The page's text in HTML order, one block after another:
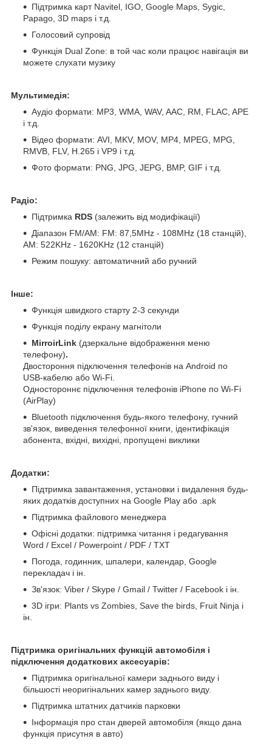
Підтримка карт Navitel, IGO, Google Maps, Sygic,
Papago, 3D maps і т.д.
Голосовий супровід
Функція Dual Zone: в той час коли працює навігація ви
можете слухати музику
Мультимедія:
Аудіо формати: MP3, WMA, WAV, AAC, RM, FLAC, APE
і т.д.
Відео формати: AVI, MKV, MOV, MP4, MPEG, MPG,
RMVB, FLV, H.265 і VP9 і т.д.
Фото формати: PNG, JPG, JEPG, BMP, GIF і т.д.
Радіо:
Підтримка RDS (залежить від модифікації)
Діапазон FM/AM: FM: 87,5MHz - 108MHz (18 станцій),
АМ: 522KHz - 1620KHz (12 станцій)
Режим пошуку: автоматичний або ручний
Інше:
Функція швидкого старту 2-3 секунди
Функція поділу екрану магнітоли
MirroirLink (дзеркальне відображення меню
телефону).
Двостороння підключення телефонів на Android по
USB-кабелю або Wi-Fi.
Одностороннє підключення телефонів iPhone по Wi-Fi
(AirPlay)
Bluetooth підключення будь-якого телефону, гучний
зв'язок, виведення телефонної книги, ідентифікація
абонента, вхідні, вихідні, пропущені виклики
Додатки:
Підтримка завантаження, установки і видалення будь-
яких додатків доступних на Google Play або .apk
Підтримка файлового менеджера
Офісні додатки: підтримка читання і редагування
Word / Excel / Powerpoint / PDF / TXT
Погода, годинник, шпалери, календар, Google
перекладач і ін.
Зв'язок: Viber / Skype / Gmail / Twitter / Facebook і ін.
3D ігри: Plants vs Zombies, Save the birds, Fruit Ninja і
ін.
Підтримка оригінальних функцій автомобіля і
підключення додаткових аксесуарів:
Підтримка оригінальної камери заднього виду і
більшості неоригінальних камер заднього виду.
Підтримка штатних датчиків парковки
Інформація про стан дверей автомобіля (якщо дана
функція присутня в авто)